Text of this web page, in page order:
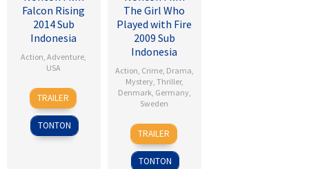
Falcon Rising
2014 Sub
Indonesia
Action,Adventure,
USA
5
Sep
2014
Ernie
Barbarash
TRAILER
TONTON
The Girl Who
Played with Fire
2009 Sub
Indonesia
Action, Crime, Drama,
Mystery, Thriller,
Denmark, Germany,
Sweden
18
Sep
2009
Daniel
Alfredson
TRAILER
TONTON